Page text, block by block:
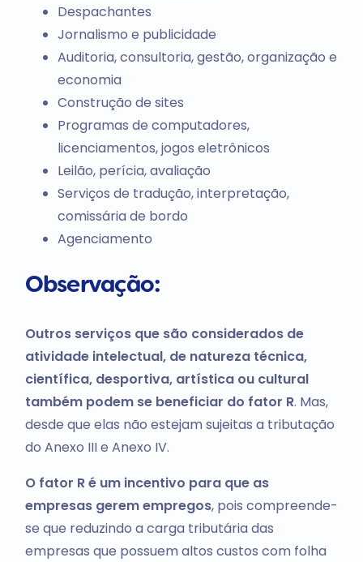
Despachantes
Jornalismo e publicidade
Auditoria, consultoria, gestão, organização e
economia
Construção de sites
Programas de computadores,
licenciamentos, jogos eletrônicos
Leilão, perícia, avaliação
Serviços de tradução, interpretação,
comissária de bordo
Agenciamento
Observação:
Outros serviços que são considerados de
atividade intelectual, de natureza técnica,
científica, desportiva, artística ou cultural
também podem se beneficiar do fator R. Mas,
desde que elas não estejam sujeitas a tributação
do Anexo III e Anexo IV.
O fator R é um incentivo para que as
empresas gerem empregos, pois compreende-
se que reduzindo a carga tributária das
empresas que possuem altos custos com folha